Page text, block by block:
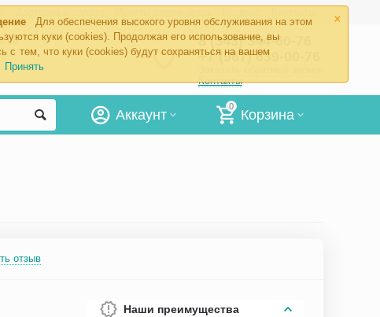
×
Для обеспечения высокого уровня обслуживания на этом
куки (cookies). Продолжая его использование, вы
с тем, что куки (cookies) будут сохраняться на вашем
Принять
8 (343) 344-60-76
+7 (967) 639-00-76
Контакты
0
Корзина
Аккаунт
отзыв
Наши преимущества